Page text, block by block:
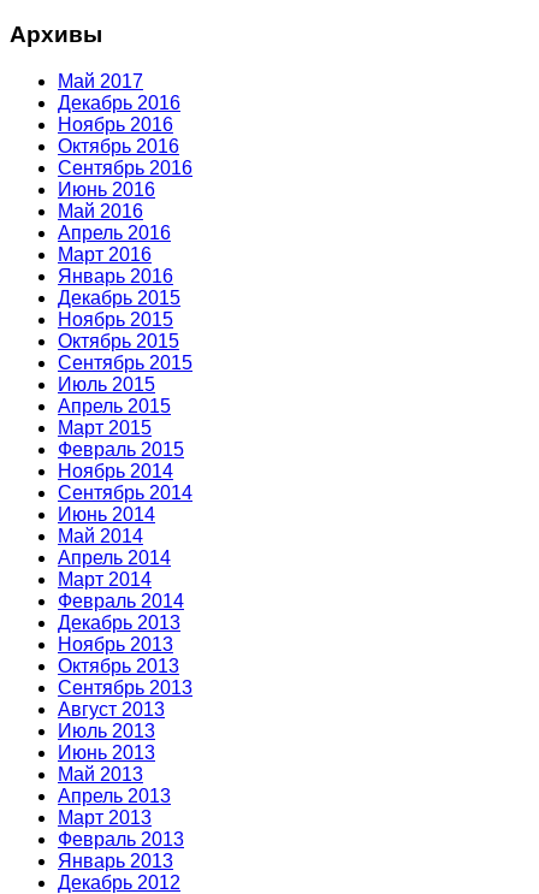
Архивы
Май 2017
Декабрь 2016
Ноябрь 2016
Октябрь 2016
Сентябрь 2016
Июнь 2016
Май 2016
Апрель 2016
Март 2016
Январь 2016
Декабрь 2015
Ноябрь 2015
Октябрь 2015
Сентябрь 2015
Июль 2015
Апрель 2015
Март 2015
Февраль 2015
Ноябрь 2014
Сентябрь 2014
Июнь 2014
Май 2014
Апрель 2014
Март 2014
Февраль 2014
Декабрь 2013
Ноябрь 2013
Октябрь 2013
Сентябрь 2013
Август 2013
Июль 2013
Июнь 2013
Май 2013
Апрель 2013
Март 2013
Февраль 2013
Январь 2013
Декабрь 2012